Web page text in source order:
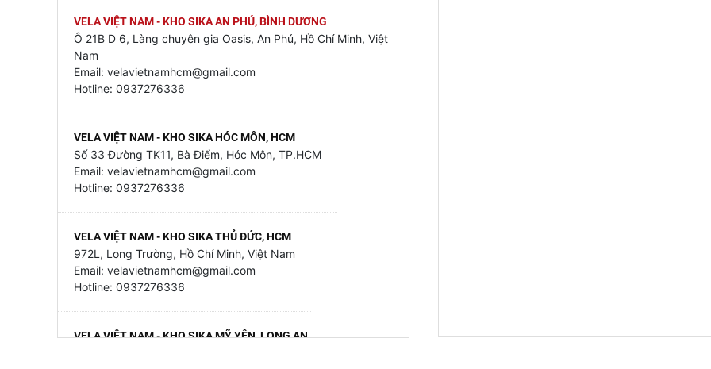
VELA VIỆT NAM - KHO SIKA AN PHÚ, BÌNH DƯƠNG
Ô 21B D 6, Làng chuyên gia Oasis, An Phú, Hồ Chí Minh, Việt
Nam
Email: velavietnamhcm@gmail.com
Hotline: 0937276336
VELA VIỆT NAM - KHO SIKA HÓC MÔN, HCM
Số 33 Đường TK11, Bà Điểm, Hóc Môn, TP.HCM
Email: velavietnamhcm@gmail.com
Hotline: 0937276336
VELA VIỆT NAM - KHO SIKA THỦ ĐỨC, HCM
972L, Long Trường, Hồ Chí Minh, Việt Nam
Email: velavietnamhcm@gmail.com
Hotline: 0937276336
VELA VIỆT NAM - KHO SIKA MỸ YÊN, LONG AN